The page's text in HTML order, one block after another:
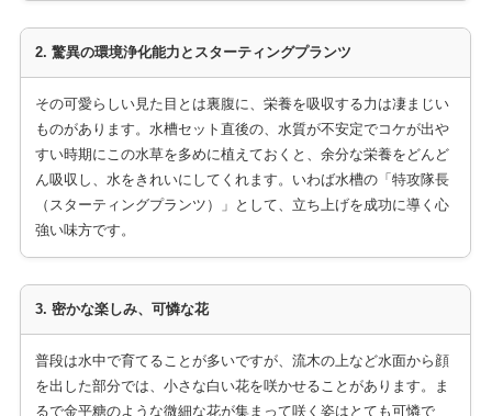
2. 驚異の環境浄化能力とスターティングプランツ
その可愛らしい見た目とは裏腹に、栄養を吸収する力は凄まじい
ものがあります。水槽セット直後の、水質が不安定でコケが出や
すい時期にこの水草を多めに植えておくと、余分な栄養をどんど
ん吸収し、水をきれいにしてくれます。いわば水槽の「特攻隊長
（スターティングプランツ）」として、立ち上げを成功に導く心
強い味方です。
3. 密かな楽しみ、可憐な花
普段は水中で育てることが多いですが、流木の上など水面から顔
を出した部分では、小さな白い花を咲かせることがあります。ま
るで金平糖のような微細な花が集まって咲く姿はとても可憐で